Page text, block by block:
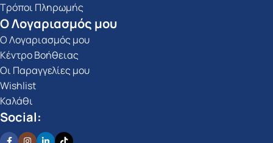
Τρόποι Πληρωμής
Ο Λογαριασμός μου
Ο Λογαριασμός μου
Κέντρο Βοήθειας
Οι Παραγγελίες μου
Wishlist
Καλάθι
Social: